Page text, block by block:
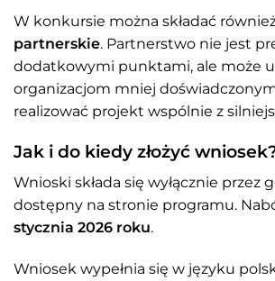
W konkursie można składać
partnerskie. Partnerstwo nie jest
dodatkowymi punktami, ale może
organizacjom mniej
realizować projekt wspólnie z
Jak i do kiedy złożyć
Wnioski składa się wyłącznie przez
dostępny na stronie programu.
stycznia 2026 roku.
Wniosek wypełnia się w języku